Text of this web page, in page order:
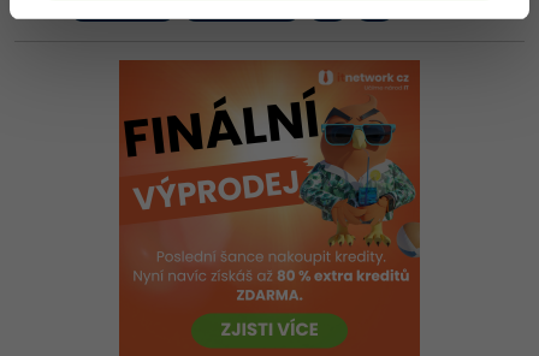
Google Dokumenty
Windows
Linux
Kybernetická bezpečnost
Video
Fórum
Nahoru Odpovědět